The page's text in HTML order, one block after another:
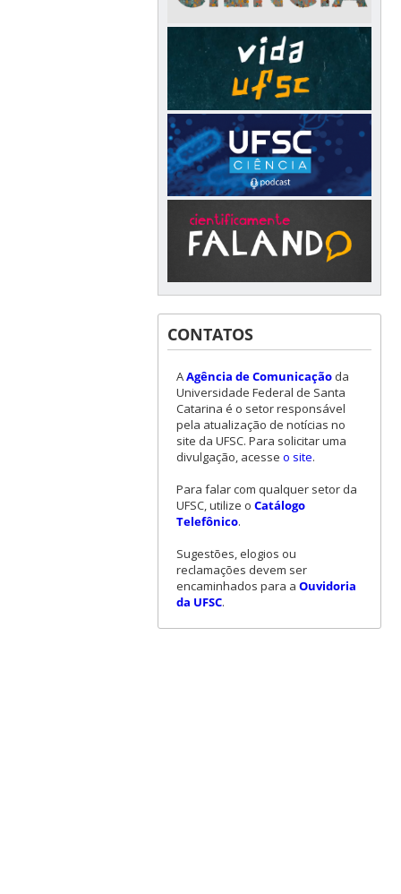
CONTATOS
AAgência de Comunicaçãoda
Universidade Federal de Santa
Catarina é o setor responsável
pela atualização de notícias no
site da UFSC. Para solicitar uma
divulgação, acesse o site.
Para falar com qualquer setor da
UFSC, utilize o Catálogo
Telefônico.
Sugestões, elogios ou
reclamações devem ser
encaminhados para a Ouvidoria
da UFSC.